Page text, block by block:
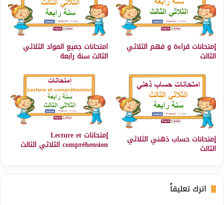
إمتحانات قراءة و فهم الثلاثي
الثالث
امتحانات جميع المواد الثلاثي
الثالث سنة رابعة
إمتحانات حساب ذهني الثلاثي
الثالث
إمتحانات Lecture et
compréhension الثلاثي الثالث
اترك تعليقاً